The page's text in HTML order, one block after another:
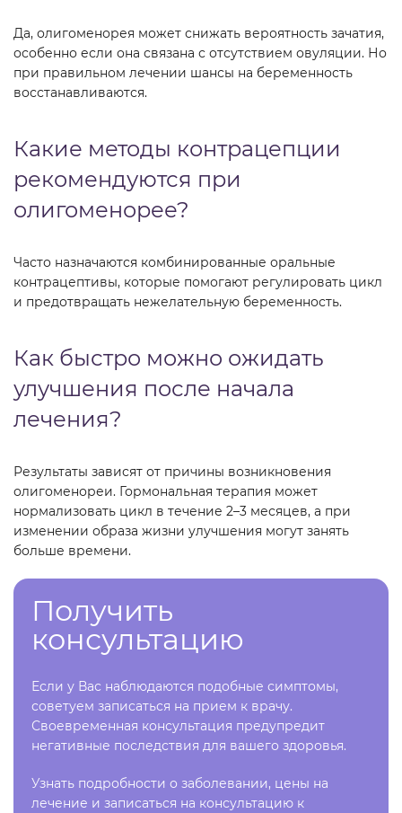
Да, олигоменорея может снижать вероятность зачатия,
особенно если она связана с отсутствием овуляции. Но
при правильном лечении шансы на беременность
восстанавливаются.
Какие методы контрацепции
рекомендуются при
олигоменорее?
Часто назначаются комбинированные оральные
контрацептивы, которые помогают регулировать цикл
и предотвращать нежелательную беременность.
Как быстро можно ожидать
улучшения после начала
лечения?
Результаты зависят от причины возникновения
олигоменореи. Гормональная терапия может
нормализовать цикл в течение 2–3 месяцев, а при
изменении образа жизни улучшения могут занять
больше времени.
Получить
консультацию
Если у Вас наблюдаются подобные симптомы,
советуем записаться на прием к врачу.
Своевременная консультация предупредит
негативные последствия для вашего здоровья.
Узнать подробности о заболевании, цены на
лечение и записаться на консультацию к